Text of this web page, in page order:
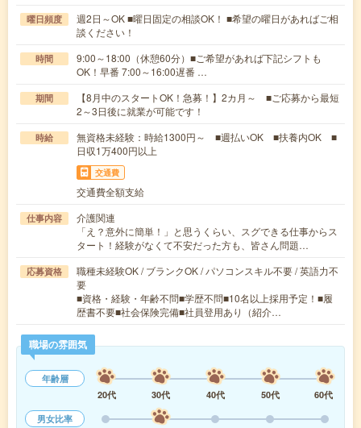
曜日頻度
週2日～OK ■曜日固定の相談OK！ ■希望の曜日があればご相
談ください！
時間
9:00～18:00（休憩60分）■ご希望があれば下記シフトも
OK！早番 7:00～16:00遅番 …
期間
【8月中のスタートOK！急募！】2カ月～ ■ご応募から最短
2～3日後に就業が可能です！
時給
無資格未経験：時給1300円～ ■週払いOK ■扶養内OK ■
日収1万400円以上
交通費
交通費全額支給
仕事内容
介護関連
「え？意外に簡単！」と思うくらい、スグできる仕事からス
タート！経験がなくて不安だった方も、皆さん問題…
応募資格
職種未経験OK / ブランクOK / パソコンスキル不要 / 英語力不
要
■資格・経験・年齢不問■学歴不問■10名以上採用予定！■履
歴書不要■社会保険完備■社員登用あり（紹介…
職場の雰囲気
年齢層
20代
30代 40代 50代
60代
男女比率